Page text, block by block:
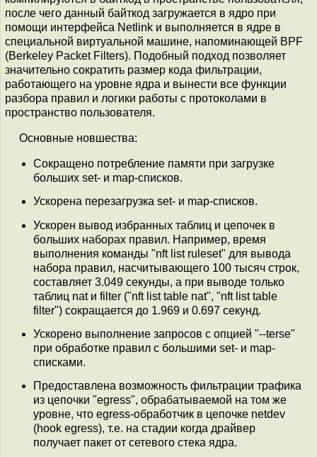
после чего данный байткод загружается в ядро при
помощи интерфейса Netlink и выполняется в ядре в
специальной виртуальной машине, напоминающей BPF
(Berkeley Packet Filters). Подобный подход позволяет
значительно сократить размер кода фильтрации,
работающего на уровне ядра и вынести все функции
разбора правил и логики работы с протоколами в
пространство пользователя.
Основные новшества:
Сокращено потребление памяти при загрузке
больших set- и map-списков.
Ускорена перезагрузка set- и map-списков.
Ускорен вывод избранных таблиц и цепочек в
больших наборах правил. Например, время
выполнения команды "nft list ruleset" для вывода
набора правил, насчитывающего 100 тысяч строк,
составляет 3.049 секунды, а при выводе только
таблиц nat и filter ("nft list table nat", "nft list table
filter") сокращается до 1.969 и 0.697 секунд.
Ускорено выполнение запросов с опцией "--terse"
при обработке правил с большими set- и map-
списками.
Предоставлена возможность фильтрации трафика
из цепочки "egress", обрабатываемой на том же
уровне, что egress-обработчик в цепочке netdev
(hook egress), т.е. на стадии когда драйвер
получает пакет от сетевого стека ядра.